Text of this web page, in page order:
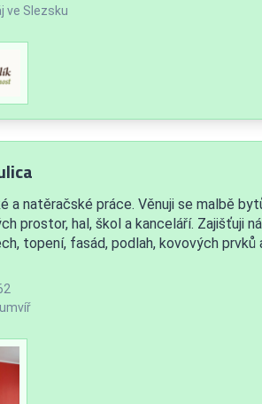
ve Slezsku
a natěračské práce. Věnuji se malbě
prostor, hal, škol a kanceláří. Zajišťuji
topení, fasád, podlah, kovových prvků